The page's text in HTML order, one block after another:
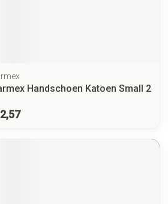
Handschoen Katoen Small 2